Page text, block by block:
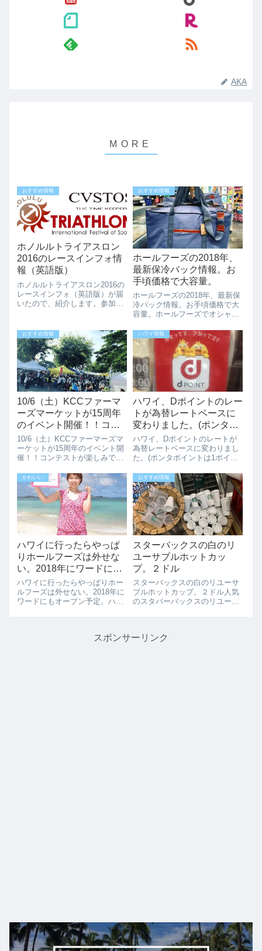
AKA
おすすめ情報
ホノルルトライアスロン
2016のレースインフォ情
報（英語版）
ホノルルトライアスロン2016の
レースインフォ（英語版）が届
いたので、紹介します。参加者
ク、レース後の無料ヨガ、フリ
ーランなどもあるみたいです
ね。これは、うれしい！！あと
は、大きなバッ...
おすすめ情報
ホールフーズの2018年、
最新保冷バック情報。お
手頃価格で大容量。
ホールフーズの2018年、最新保
冷バック情報。お手頃価格で大
容量。ホールフーズでオシャレ
グ）が登場していました。ハワ
イ限定というわけではなさそう
ですが、お手頃価格で大容量と
いうことで、買い物の時や外で
のビーチアクテ...
おすすめ情報
10/6（土）KCCファーマ
ーズマーケットが15周年
のイベント開催！！コン
テストが楽しみです
10/6（土）KCCファーマーズマ
ーケットが15周年のイベント開
催！！コンテストが楽しみです
「KCCファーマーズマーケッ
ト」ですが、今週末の
10/6（土）に15周年のイベント
が開催されます。この時期、ハ
ワイに行くな...
ハワイ情報
ハワイ、Dポイントのレー
トが為替レートベースに
変わりました。(ポンタポ
イントは1ポイント＝1セ
ント）
ハワイ、Dポイントのレートが
為替レートベースに変わりまし
た。(ポンタポイントは1ポイン
のDポイントを貯めたり、使え
たりできます。円安で日本で利
用するよりもDポイントが有効
に使えてましたが、2024年4月
よりレート...
かわいい
ハワイに行ったらやっぱ
りホールフーズは外せな
い。2018年にワードにも
オープン予定。
ハワイに行ったらやっぱりホー
ルフーズは外せない。2018年に
ワードにもオープン予定。ハワ
ズが生まれつつありますが、ハ
おすすめ情報
スターバックスの白のリ
ユーサブルホットカッ
プ。２ドル
スターバックスの白のリユーサ
ブルホットカップ。２ドル人気
のスタバーバックスのリユーサ
ましたね。）アメリカのスター
スポンサーリンク